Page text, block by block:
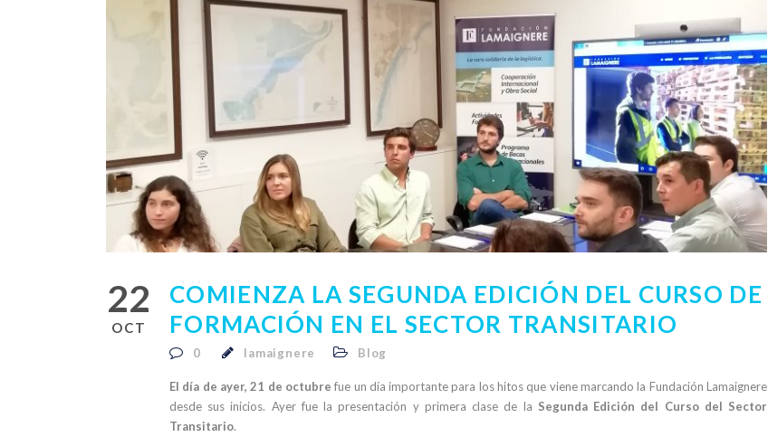
22
OCT
COMIENZA LA SEGUNDA EDICIÓN DEL CURSO DE
FORMACIÓN EN EL SECTOR TRANSITARIO
0 lamaignere Blog
El día de ayer, 21 de octubre fue un día importante para los hitos que viene marcando la Fundación Lamaignere
desde sus inicios. Ayer fue la presentación y primera clase de la Segunda Edición del Curso del Sector
Transitario.